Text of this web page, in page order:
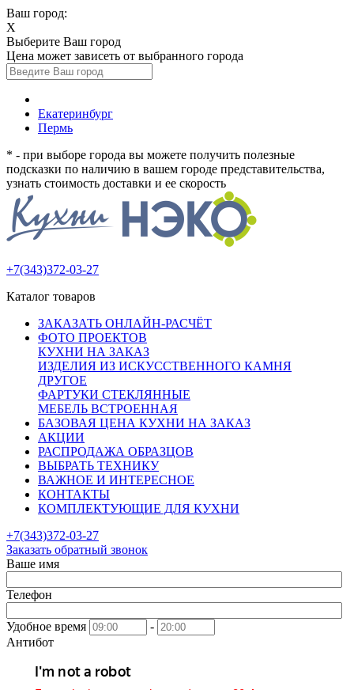
Ваш город:
X
Выберите Ваш город
Цена может зависеть от выбранного города
Екатеринбург
Пермь
* - при выборе города вы можете получить полезные
подсказки по наличию в вашем городе представительства,
узнать стоимость доставки и ее скорость
+7(343)372-03-27
Каталог товаров
ЗАКАЗАТЬ ОНЛАЙН-РАСЧЁТ
ФОТО ПРОЕКТОВ
КУХНИ НА ЗАКАЗ
ИЗДЕЛИЯ ИЗ ИСКУССТВЕННОГО КАМНЯ
ДРУГОЕ
ФАРТУКИ СТЕКЛЯННЫЕ
МЕБЕЛЬ ВСТРОЕННАЯ
БАЗОВАЯ ЦЕНА КУХНИ НА ЗАКАЗ
АКЦИИ
РАСПРОДАЖА ОБРАЗЦОВ
ВЫБРАТЬ ТЕХНИКУ
ВАЖНОЕ И ИНТЕРЕСНОЕ
КОНТАКТЫ
КОМПЛЕКТУЮЩИЕ ДЛЯ КУХНИ
+7(343)372-03-27
Заказать обратный звонок
Ваше имя
Телефон
Удобное время
-
Антибот